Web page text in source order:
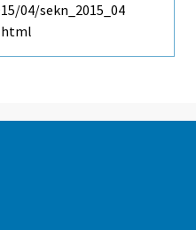
04/sekn_2015_04